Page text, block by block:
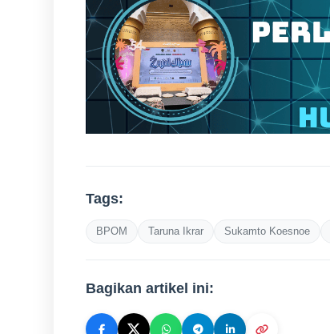
Tags:
BPOM Taruna Ikrar Sukamto Koesnoe
Bagikan artikel ini: